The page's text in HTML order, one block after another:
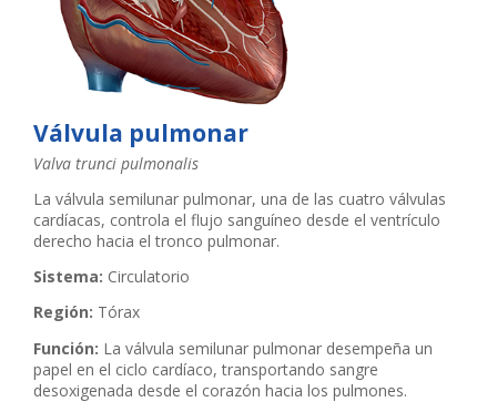
Válvula pulmonar
Valva trunci pulmonalis
La válvula semilunar pulmonar, una de las cuatro válvulas
cardíacas, controla el flujo sanguíneo desde el ventrículo
derecho hacia el tronco pulmonar.
Sistema: Circulatorio
Región: Tórax
Función: La válvula semilunar pulmonar desempeña un
papel en el ciclo cardíaco, transportando sangre
desoxigenada desde el corazón hacia los pulmones.